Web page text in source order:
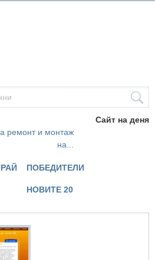
Сайт на деня
ремонт и монтаж
на...
ПОБЕДИТЕЛИ
НОВИТЕ 20